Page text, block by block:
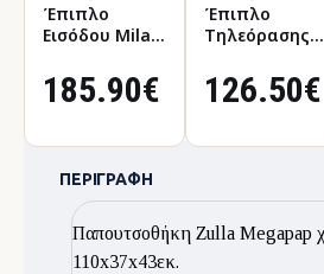
Έπιπλο
Εισόδου Mila
Κρεμάστρα
Χρώμα
185.90€
Έπιπλο
Τηλεόρασης
Francy Χρώμα
Sandstone
126.50€
ΠΕΡΙΓΡΑΦΉ
Παπουτσοθήκη Zulla Megapap
110x37x43εκ.